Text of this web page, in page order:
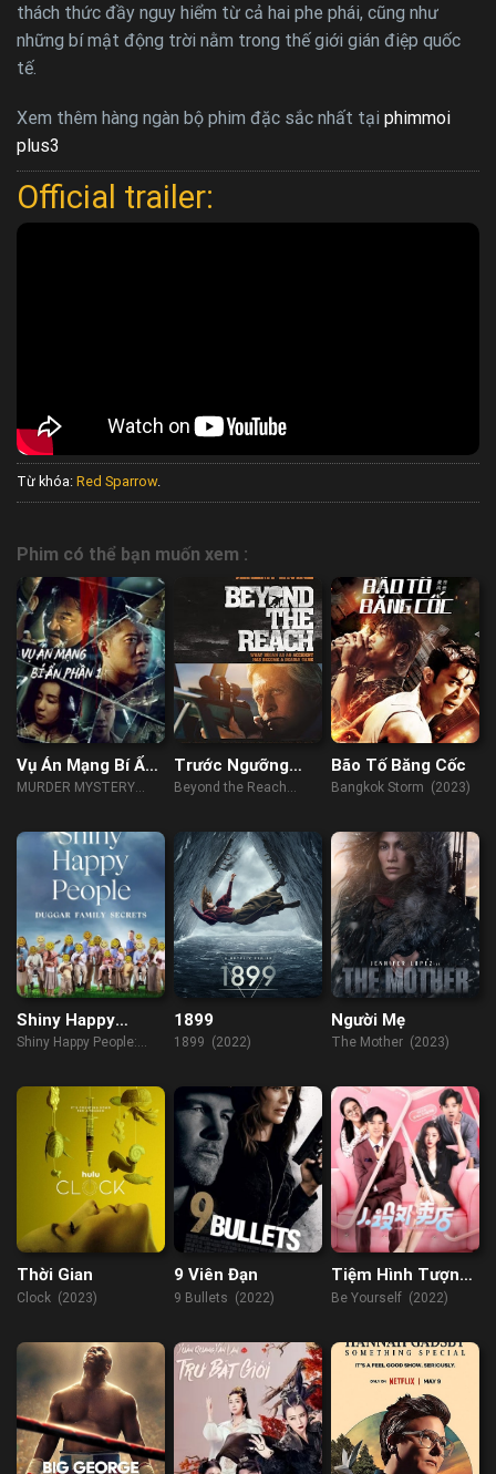
thách thức đầy nguy hiểm từ cả hai phe phái, cũng như
những bí mật động trời nằm trong thế giới gián điệp quốc
tế.
Xem thêm hàng ngàn bộ phim đặc sắc nhất tại phimmoi
plus3
Official trailer:
Từ khóa: Red Sparrow.
Phim có thể bạn muốn xem :
Vụ Án Mạng Bí Ẩn
Phần 1
MURDER MYSTERY
Trước Ngưỡng
Chịu Đựng
Beyond the Reach
Bão Tố Băng Cốc
Bangkok Storm (2023)
Shiny Happy
People: Duggar
Shiny Happy People:
(2023)
1899
1899 (2022)
Người Mẹ
The Mother (2023)
Thời Gian
Clock (2023)
9 Viên Đạn
9 Bullets (2022)
Tiệm Hình Tượng
Take-away
Be Yourself (2022)